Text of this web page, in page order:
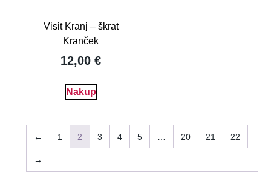
Visit Kranj – škrat
Kranček
12,00€
Nakup
← 1 2 3 4 5 20 21 22
→